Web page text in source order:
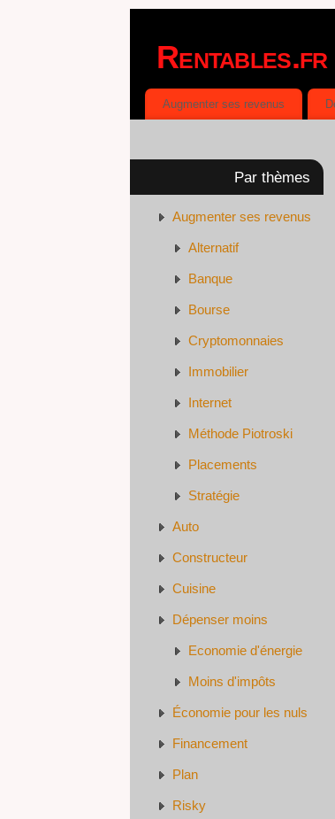
Rentables.fr
DÉPENSER MOINS, GAGNER
Augmenter ses revenus
Par thèmes
Augmenter ses revenus
Alternatif
Banque
Bourse
Cryptomonnaies
Immobilier
Internet
Méthode Piotroski
Placements
Stratégie
Auto
Constructeur
Cuisine
Dépenser moins
Economie d'énergie
Moins d'impôts
Économie pour les nuls
Financement
Plan
Risky